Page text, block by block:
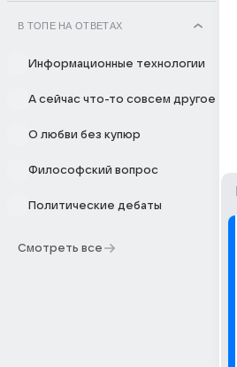
В ТОПЕ НА ОТВЕТАХ
Информационные технологии
А сейчас что-то совсем другое
О любви без купюр
Философский вопрос
Политические дебаты
Смотреть все